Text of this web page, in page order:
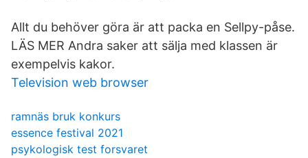
Allt du behöver göra är att packa en Sellpy-påse.
LÄS MER Andra saker att sälja med klassen är
exempelvis kakor.
Television web browser
ramnäs bruk konkurs
essence festival 2021
psykologisk test forsvaret